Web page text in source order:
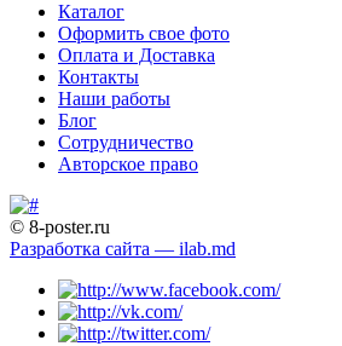
Каталог
Оформить свое фото
Оплата и Доставка
Контакты
Наши работы
Блог
Сотрудничество
Авторское право
© 8-poster.ru
Разработка сайта — ilab.md